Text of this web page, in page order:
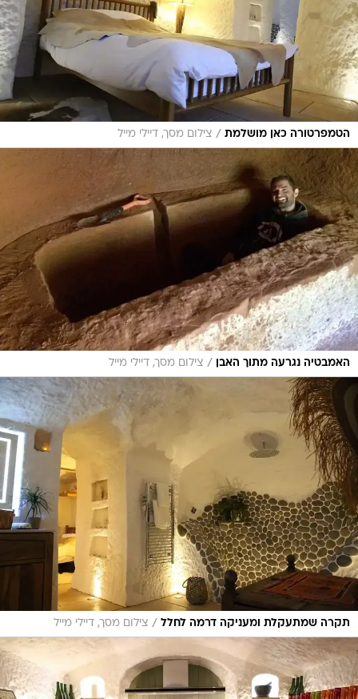
הטמפרטורה כאן מושלמת / צילום מסך, דיילי מייל
האמבטיה נגרעה מתוך האבן / צילום מסך, דיילי מייל
תקרה שמתעקלת ומעניקה דרמה לחלל / צילום מסך, דיילי מייל